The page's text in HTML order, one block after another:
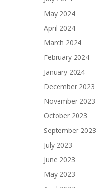
May 2024
April 2024
March 2024
February 2024
January 2024
December 2023
November 2023
October 2023
September 2023
July 2023
June 2023
May 2023